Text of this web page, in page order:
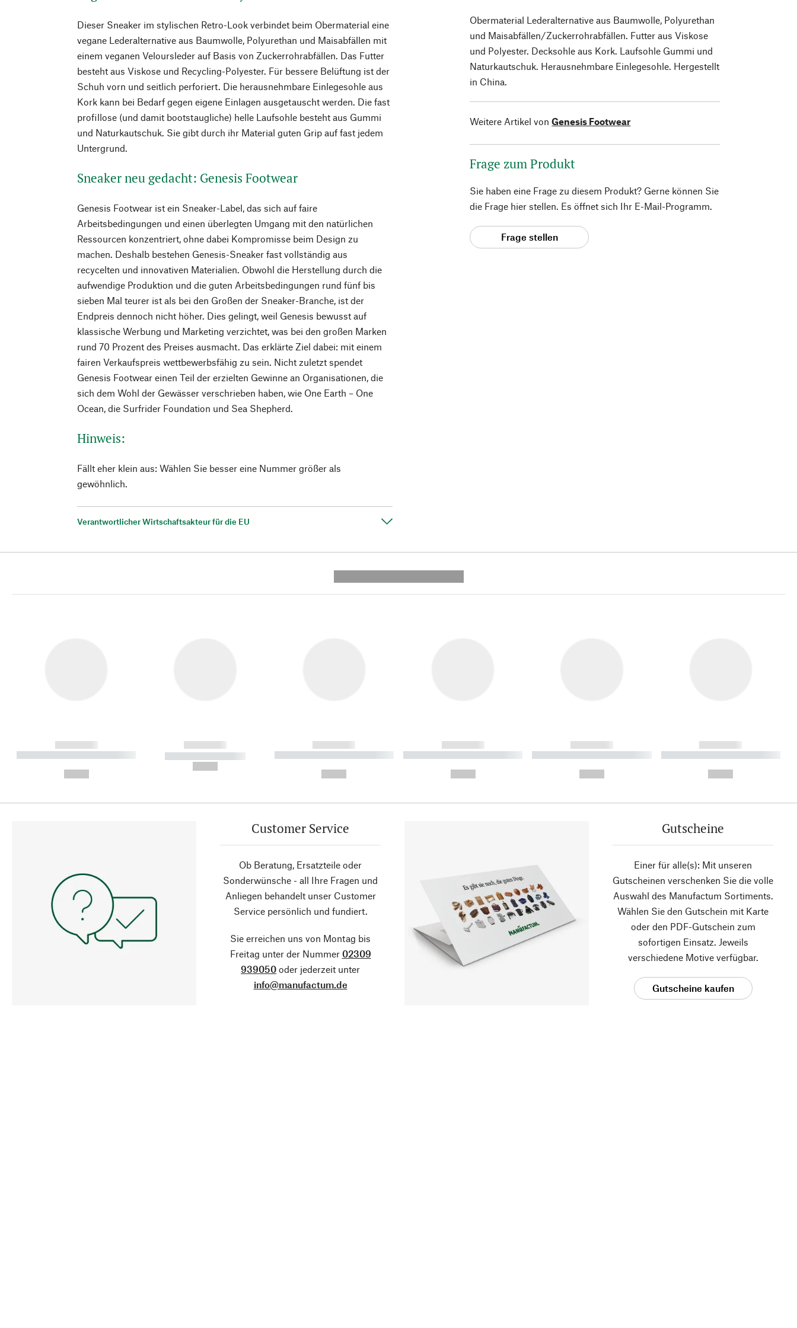
Dieser Sneaker im stylischen Retro-Look verbindet beim Obermaterial eine
vegane Lederalternative aus Baumwolle, Polyurethan und Maisabfällen mit
einem veganen Veloursleder auf Basis von Zuckerrohrabfällen. Das Futter
besteht aus Viskose und Recycling-Polyester. Für bessere Belüftung ist der
Schuh vorn und seitlich perforiert. Die herausnehmbare Einlegesohle aus
Kork kann bei Bedarf gegen eigene Einlagen ausgetauscht werden. Die fast
profillose (und damit bootstaugliche) helle Laufsohle besteht aus Gummi
und Naturkautschuk. Sie gibt durch ihr Material guten Grip auf fast jedem
Untergrund.
Sneaker neu gedacht: Genesis Footwear
Genesis Footwear ist ein Sneaker-Label, das sich auf faire
Arbeitsbedingungen und einen überlegten Umgang mit den natürlichen
Ressourcen konzentriert, ohne dabei Kompromisse beim Design zu
machen. Deshalb bestehen Genesis-Sneaker fast vollständig aus
recycelten und innovativen Materialien. Obwohl die Herstellung durch die
aufwendige Produktion und die guten Arbeitsbedingungen rund fünf bis
sieben Mal teurer ist als bei den Großen der Sneaker-Branche, ist der
Endpreis dennoch nicht höher. Dies gelingt, weil Genesis bewusst auf
klassische Werbung und Marketing verzichtet, was bei den großen Marken
rund 70 Prozent des Preises ausmacht. Das erklärte Ziel dabei: mit einem
fairen Verkaufspreis wettbewerbsfähig zu sein. Nicht zuletzt spendet
Genesis Footwear einen Teil der erzielten Gewinne an Organisationen, die
sich dem Wohl der Gewässer verschrieben haben, wie One Earth – One
Ocean, die Surfrider Foundation und Sea Shepherd.
Hinweis:
Fällt eher klein aus: Wählen Sie besser eine Nummer größer als
gewöhnlich.
Verantwortlicher Wirtschaftsakteur für die EU
Obermaterial Lederalternative aus Baumwolle, Polyurethan
und Maisabfällen/Zuckerrohrabfällen. Futter aus Viskose
und Polyester. Decksohle aus Kork. Laufsohle Gummi und
Naturkautschuk. Herausnehmbare Einlegesohle. Hergestellt
in China.
Weitere Artikel von Genesis Footwear
Frage zum Produkt
Sie haben eine Frage zu diesem Produkt? Gerne können Sie
die Frage hier stellen. Es öffnet sich Ihr E-Mail-Programm.
Frage stellen
------------
----------- ----------- ----------
------------
----------- -----------
------------
----------- ----------- ----------
------------
----------- ----------- ----------
------------
----------- ----------- ----------
------------
----------- ----------- ----------
Customer Service
Ob Beratung, Ersatzteile oder
Sonderwünsche - all Ihre Fragen und
Anliegen behandelt unser Customer
Service persönlich und fundiert.
Sie erreichen uns von Montag bis
Freitag unter der Nummer 02309
939050 oder jederzeit unter
info@manufactum.de
Gutscheine
Einer für alle(s): Mit unseren
Gutscheinen verschenken Sie die volle
Auswahl des Manufactum Sortiments.
Wählen Sie den Gutschein mit Karte
oder den PDF-Gutschein zum
sofortigen Einsatz. Jeweils
verschiedene Motive verfügbar.
Gutscheine kaufen